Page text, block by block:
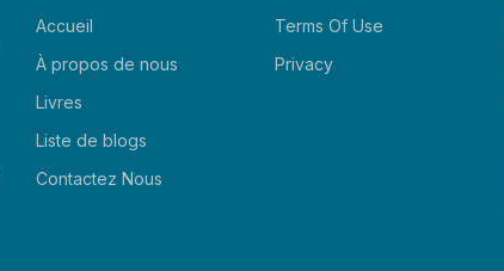
Accueil
À propos de nous
Livres
Liste de blogs
Contactez Nous
Terms Of Use
Privacy